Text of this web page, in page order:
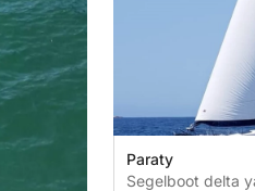
Paraty
Segelboot delta